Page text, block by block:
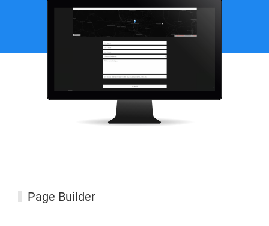
Page Builder